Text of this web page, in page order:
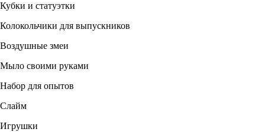
Кубки и статуэтки
Колокольчики для выпускников
Воздушные змеи
Мыло своими руками
Набор для опытов
Слайм
Игрушки